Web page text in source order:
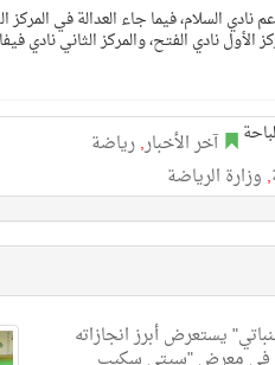
السلام، فيما جاء العدالة في المركز
نادي الفتح، والمركز الثاني نادي
آخر الأخبار,رياضة
, وزارة الرياضة
يستعرض أبرز انجازاته